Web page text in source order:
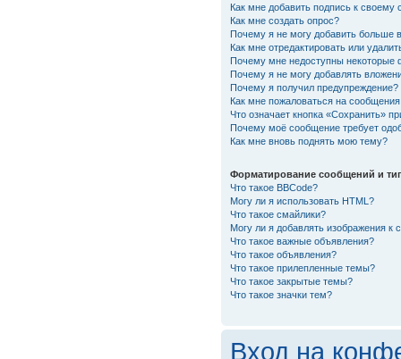
Как мне добавить подпись к своему
Как мне создать опрос?
Почему я не могу добавить больше
Как мне отредактировать или
Почему мне недоступны некоторые
Почему я не могу добавлять
Почему я получил предупреждение?
Как мне пожаловаться на
Что означает кнопка «Сохранить»
Почему моё сообщение требует
Как мне вновь поднять мою тему?
Форматирование сообщений и
Что такое BBCode?
Могу ли я использовать HTML?
Что такое смайлики?
Могу ли я добавлять изображения к
Что такое важные объявления?
Что такое объявления?
Что такое прилепленные темы?
Что такое закрытые темы?
Что такое значки тем?
Вход на